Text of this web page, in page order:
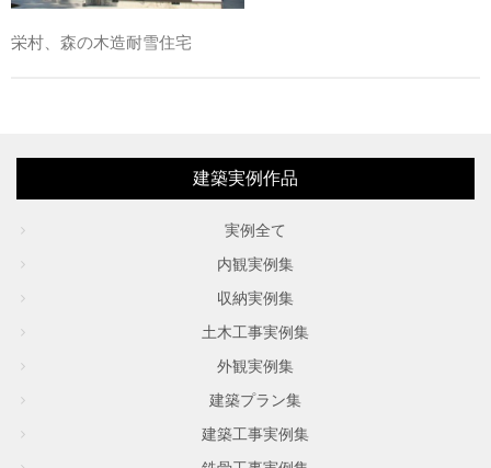
栄村、森の木造耐雪住宅
建築実例作品
実例全て
内観実例集
収納実例集
土木工事実例集
外観実例集
建築プラン集
建築工事実例集